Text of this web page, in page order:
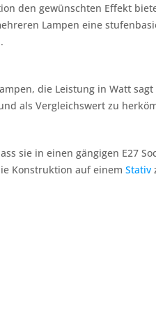
den gewünschten Effekt
Lampen eine
die Leistung in Watt
als Vergleichswert zu
sie in einen gängigen E27
Konstruktion auf einem Stativ